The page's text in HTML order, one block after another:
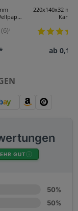
(6)¹
220x140x32
Karton
ab 0,13
GUT
50%
50%